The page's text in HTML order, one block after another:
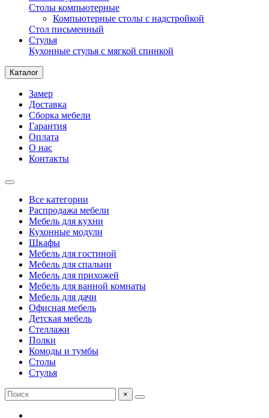
Столы компьютерные
Компьютерные столы с надстройкой
Стол письменный
Стулья
Кухонные стулья с мягкой спинкой
Каталог
Замер
Доставка
Сборка мебели
Гарантия
Оплата
О нас
Контакты
Все категории
Распродажа мебели
Мебель для кухни
Кухонные модули
Шкафы
Мебель для гостиной
Мебель для спальни
Мебель для прихожей
Мебель для ванной комнаты
Мебель для дачи
Офисная мебель
Детская мебель
Стеллажи
Полки
Комоды и тумбы
Столы
Стулья
×